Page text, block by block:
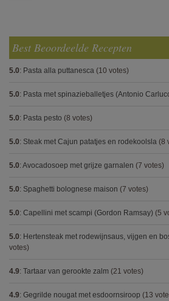
Best Beoordeelde Recepten
5.0: Pasta alla puttanesca (10 votes)
5.0: Pasta met spinazieballetjes (Antonio
5.0: Pasta pesto (8 votes)
5.0: Steak met Cajun patatjes en rodekoolsla (8
5.0: Avocadosoep met grijze garnalen (7 votes)
5.0: Spaghetti bolognese maison (7 votes)
5.0: Capellini met scampi (Gordon Ramsay) (5
5.0: Hertensteak met rodewijnsaus, vijgen en
votes)
4.9: Tartaar van gerookte zalm (21 votes)
4.9: Gegrilde nougat met esdoornsiroop (13